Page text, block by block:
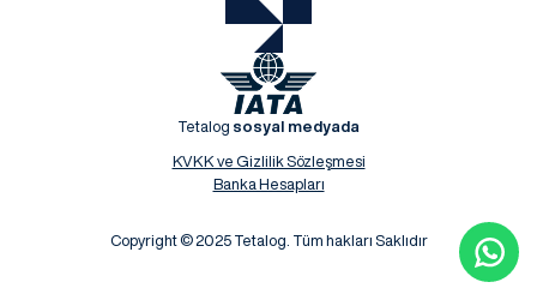
Tetalog sosyal medyada
KVKK ve Gizlilik Sözleşmesi
Banka Hesapları
Copyright © 2025 Tetalog. Tüm hakları Saklıdır